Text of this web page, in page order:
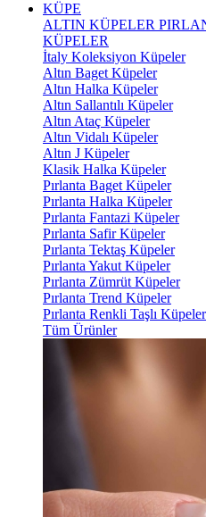
KÜPE
ALTIN KÜPELER
KÜPELER
İtaly Koleksiyon Küpeler
Altın Baget Küpeler
Altın Halka Küpeler
Altın Sallantılı Küpeler
Altın Ataç Küpeler
Altın Vidalı Küpeler
Altın J Küpeler
Klasik Halka Küpeler
Pırlanta Baget Küpeler
Pırlanta Halka Küpeler
Pırlanta Fantazi Küpeler
Pırlanta Safir Küpeler
Pırlanta Tektaş Küpeler
Pırlanta Yakut Küpeler
Pırlanta Zümrüt Küpeler
Pırlanta Trend Küpeler
Pırlanta Renkli Taşlı Küpeler
Tüm Ürünler